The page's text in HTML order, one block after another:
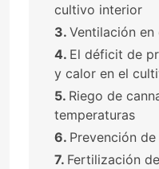
cultivo interior
Ventilación
El déficit de
y calor en el
Riego de
temperaturas
Prevención
Fertilización